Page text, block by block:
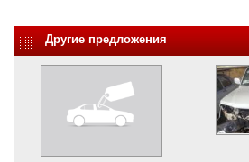
Другие предложения